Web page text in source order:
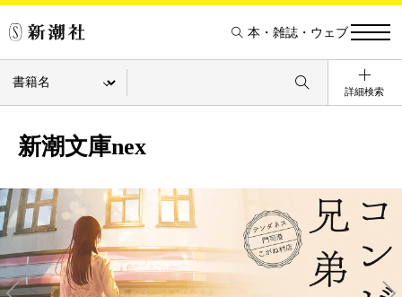
本・雑誌・ウェブ
詳細検索
新潮文庫nex